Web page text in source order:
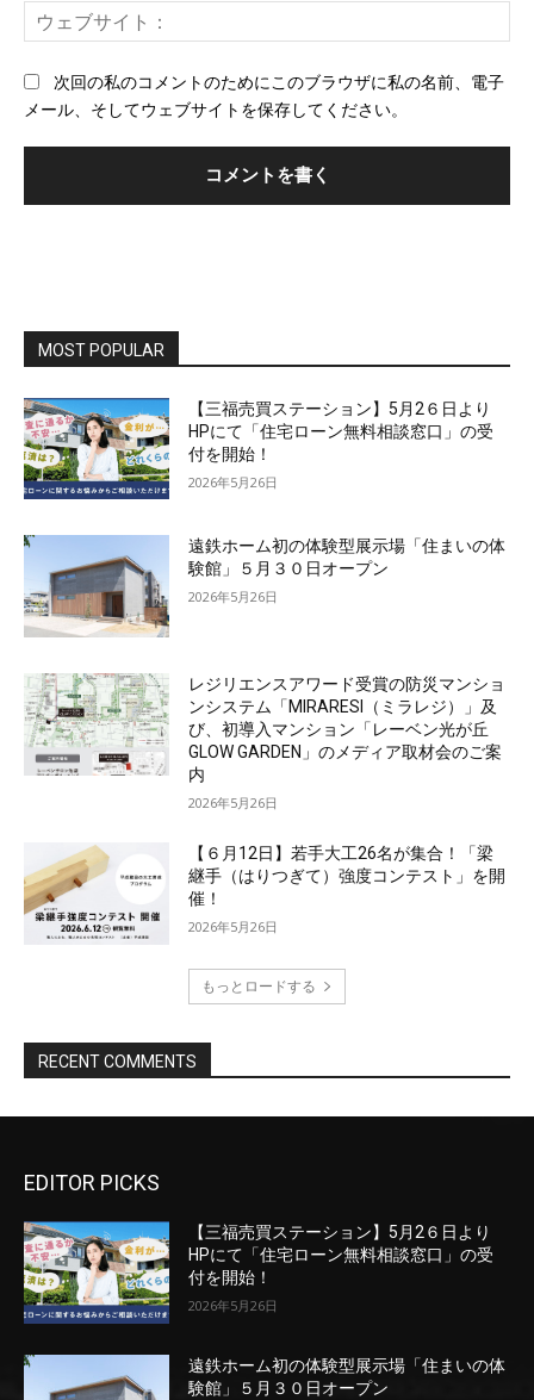
EDITOR PICKS
【三福売買ステーション】5月2６日より
HPにて「住宅ローン無料相談窓口」の受
付を開始！
2026年5月26日
遠鉄ホーム初の体験型展示場「住まいの体
験館」５月３０日オープン